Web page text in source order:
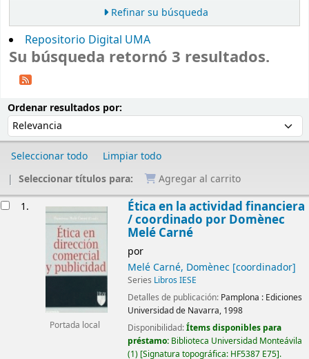
Refinar su búsqueda
Repositorio Digital UMA
Su búsqueda retornó 3 resultados.
Ordenar resultados por:
Seleccionar todo
Limpiar todo
Seleccionar títulos para:
Agregar al carrito
1.
Portada local
Ética en la actividad financiera
/coordinado por Domènec
Melé Carné
por
Melé Carné, Domènec[coordinador]
Series Libros IESE
Detalles de publicación: Pamplona : Ediciones
Universidad de Navarra, 1998
Disponibilidad:Ítems disponibles para
préstamo: Biblioteca Universidad Monteávila
(1) Signatura topográfica: HF5387 E75 .